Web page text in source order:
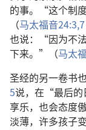
的事。“这个制
（马太福音24:3,7
也说：“因为不法
下来。”（马太
圣经的另一卷书
5说， 在 “最后的
享乐， 也会态度
淡薄， 许多孩子变